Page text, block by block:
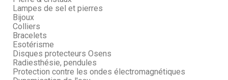
Lampes de sel et pierres
Bijoux
Colliers
Bracelets
Esotérisme
Disques protecteurs Osens
Radiesthésie, pendules
Protection contre les ondes électromagnétiques